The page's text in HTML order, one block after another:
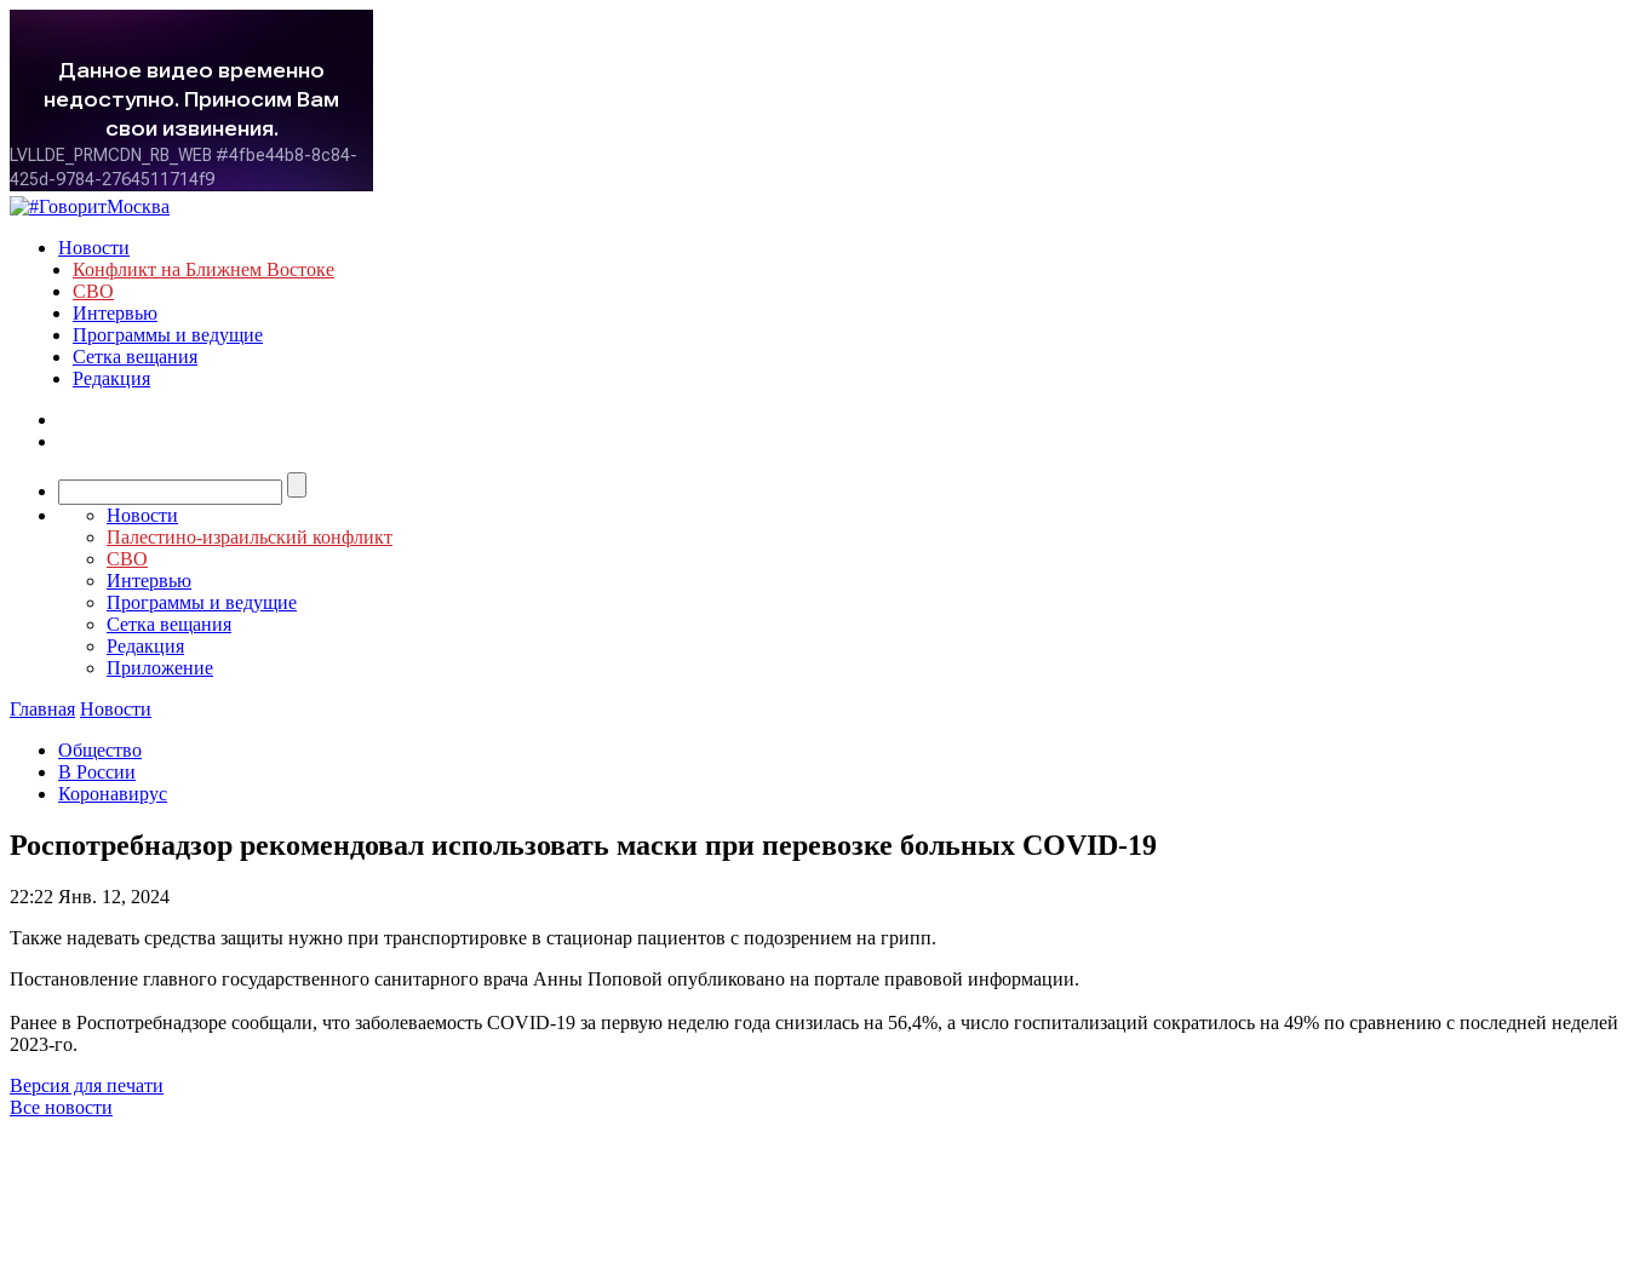
Новости
Конфликт на Ближнем Востоке
СВО
Интервью
Программы и ведущие
Сетка вещания
Редакция
Новости
Палестино-израильский конфликт
СВО
Интервью
Программы и ведущие
Сетка вещания
Редакция
Приложение
Главная Новости
Общество
В России
Коронавирус
Роспотребнадзор рекомендовал использовать маски при перевозке больных COVID-19
22:22 Янв. 12, 2024
Также надевать средства защиты нужно при транспортировке в стационар пациентов с подозрением на грипп.
Постановление главного государственного санитарного врача Анны Поповой опубликовано на портале правовой информации.
Ранее в Роспотребнадзоре сообщали, что заболеваемость COVID-19 за первую неделю года снизилась на 56,4%, а число госпитализаций сократилось на 49% по сравнению с последней неделей
2023-го.
Версия для печати
Все новости